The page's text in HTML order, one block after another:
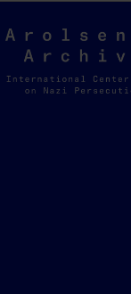
Arolsen
Archives